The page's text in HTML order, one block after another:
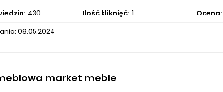
430 Ilość kliknięć: 1 Ocena:
08.05.2024
market meble